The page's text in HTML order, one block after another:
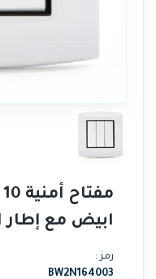
ابيض مع
رمز :
BW2N164003